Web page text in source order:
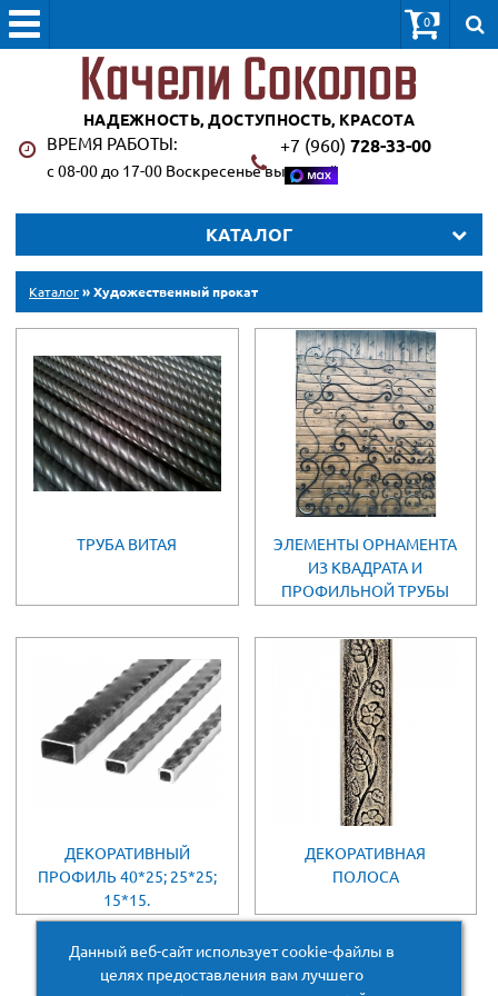
0
НАДЕЖНОСТЬ, ДОСТУПНОСТЬ, КРАСОТА
ВРЕМЯ РАБОТЫ:
с 08-00 до 17-00 Воскресенье выходной
+7 (960) 728-33-00
КАТАЛОГ
Каталог» Художественный прокат
ТРУБА ВИТАЯ
ЭЛЕМЕНТЫ ОРНАМЕНТА
ИЗ КВАДРАТА И
ПРОФИЛЬНОЙ ТРУБЫ
ДЕКОРАТИВНЫЙ
ПРОФИЛЬ 40*25; 25*25;
15*15.
ДЕКОРАТИВНАЯ
ПОЛОСА
Данный веб-сайт использует cookie-файлы в
целях предоставления вам лучшего